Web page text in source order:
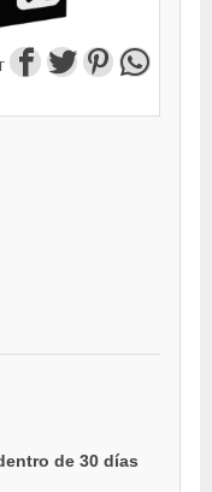
de 30 días